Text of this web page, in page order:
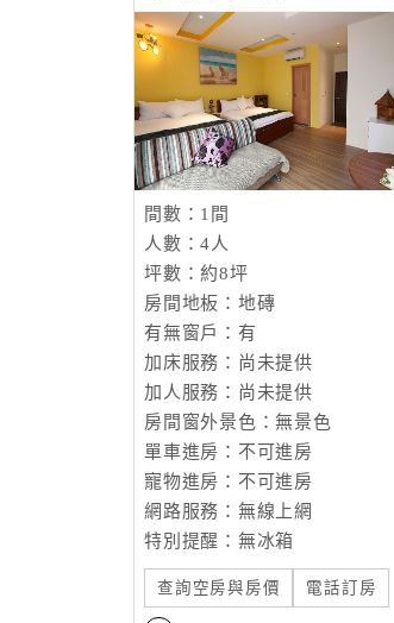
間數：1間
人數：4人
坪數：約8坪
房間地板：地磚
有無窗戶：有
加床服務：尚未提供
加人服務：尚未提供
房間窗外景色：無景色
單車進房：不可進房
寵物進房：不可進房
網路服務：無線上網
特別提醒：無冰箱
查詢空房與房價 電話訂房